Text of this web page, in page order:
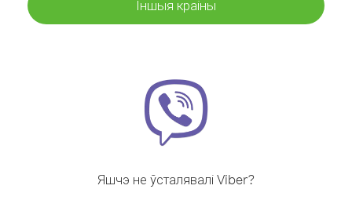
Іншыя краіны
Яшчэ не ўсталявалі Viber?